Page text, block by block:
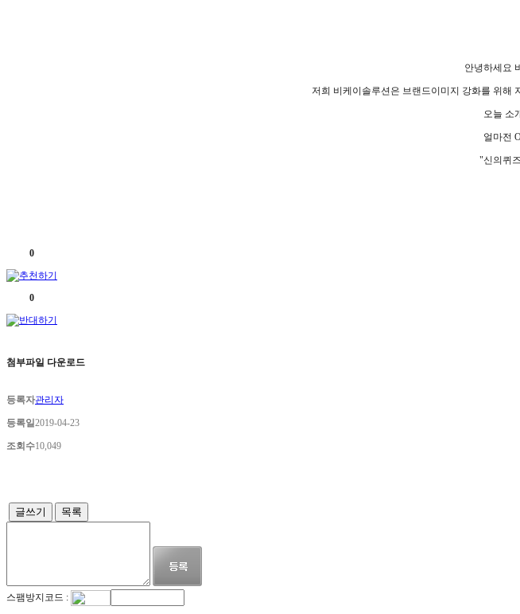
안녕하세요
저희 비케이솔루션은 브랜드이미지 강화를 위해
오늘 소
얼마전
"신의퀴
0
0
첨부파일 다운로드
등록자관리자
등록일2019-04-23
조회수10,049
글쓰기 목록
스팸방지코드 :